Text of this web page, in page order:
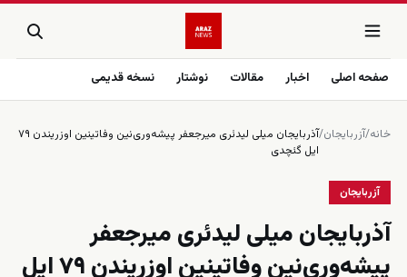
صفحه اصلی اخبار مقالات نوشتار نسخه قدیمی
خانه/آزربایجان/
آذربایجان میلی لیدئری میرجعفر پیشه‌وری‌نین وفاتینین اوزریندن ۷۹
ایل گئچدی
آزربایجان
آذربایجان میلی لیدئری میرجعفر
پیشه‌وری‌نین وفاتینین اوزریندن ۷۹ ایل